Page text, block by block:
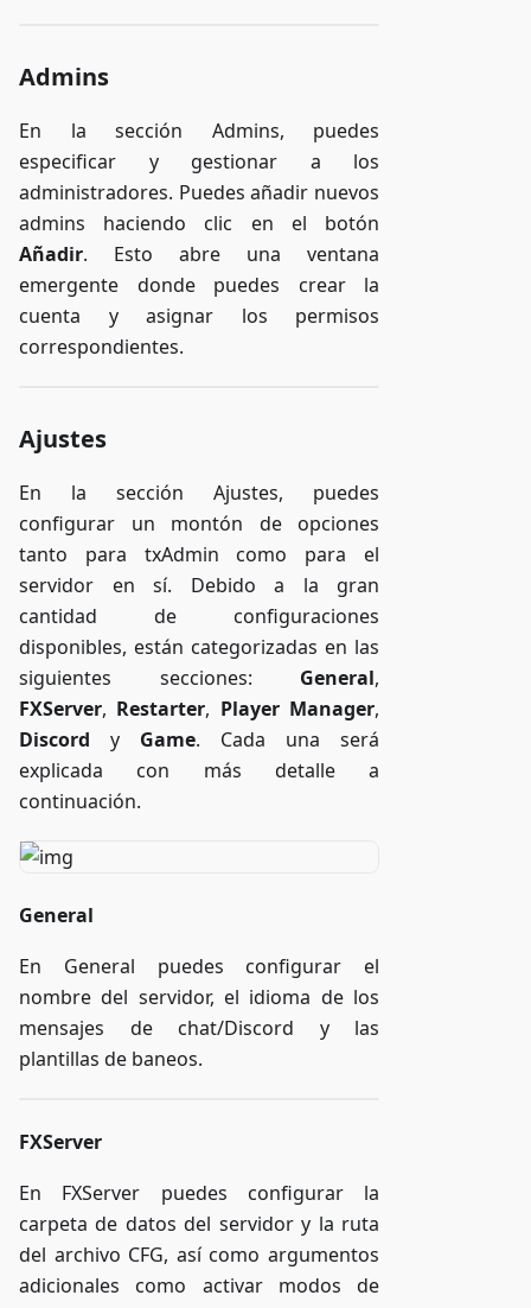
Admins
En la sección Admins, puedes
especificar y gestionar a los
administradores. Puedes añadir nuevos
admins haciendo clic en el botón
Añadir. Esto abre una ventana
emergente donde puedes crear la
cuenta y asignar los permisos
correspondientes.
Ajustes
En la sección Ajustes, puedes
configurar un montón de opciones
tanto para txAdmin como para el
servidor en sí. Debido a la gran
cantidad de configuraciones
disponibles, están categorizadas en las
siguientes secciones: General,
FXServer, Restarter, Player Manager,
Discord y Game. Cada una será
explicada con más detalle a
continuación.
General
En General puedes configurar el
nombre del servidor, el idioma de los
mensajes de chat/Discord y las
plantillas de baneos.
FXServer
En FXServer puedes configurar la
carpeta de datos del servidor y la ruta
del archivo CFG, así como argumentos
adicionales como activar modos de